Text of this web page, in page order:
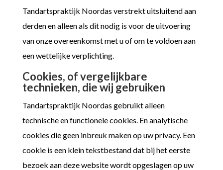
Tandartspraktijk Noordas verstrekt uitsluitend aan
derden en alleen als dit nodig is voor de uitvoering
van onze overeenkomst met u of om te voldoen aan
een wettelijke verplichting.
Cookies, of vergelijkbare
technieken, die wij gebruiken
Tandartspraktijk Noordas gebruikt alleen
technische en functionele cookies. En analytische
cookies die geen inbreuk maken op uw privacy. Een
cookie is een klein tekstbestand dat bij het eerste
bezoek aan deze website wordt opgeslagen op uw